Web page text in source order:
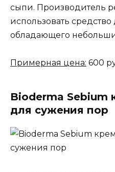
сыпи. Производитель
использовать
обладающего
Примерная цена: 600
Bioderma Sebium
для сужения пор